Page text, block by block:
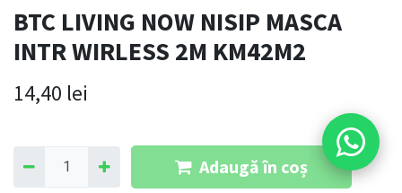
BTC LIVING NOW NISIP MASCA
INTR WIRLESS 2M KM42M2
14,40 lei
Adaugă în coș